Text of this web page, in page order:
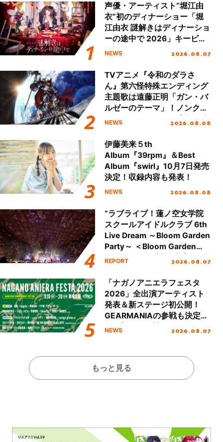
声優・アーティスト“堀江由
衣”初のディナーショー「堀
江由衣 謎解きはディナーショ
ーの途中で 2026」キービジ
ュアル＆グッズラインナップ
NEWS 2026.08.07
TVアニメ『令和のダラさ
ん』第六怪特殊エンディング
主題歌は遠藤正明「ガン・バ
ルゼーのテーマ」！ノンクレ
ジットエンディング映像も公
NEWS 2026.08.08
伊藤美来５th
Album『39rpm』＆Best
Album『swirl』10月7日発売
決定！収録内容も発表！
NEWS 2026.08.08
“ラブライブ！蓮ノ空女学院
スクールアイドルクラブ 6th
Live Dream ～Bloom Garden
Party～ ＜Bloom Garden
Party Stage／埼玉公演＞”
REPORT 2026.08.07
「ナガノアニエラフェスタ
2026」全出演アーティスト
発表＆新ステージ初公開！
GEARMANIAの参戦も決定
し、初となる第3ステージの
NEWS 2026.08.07
もっと見る